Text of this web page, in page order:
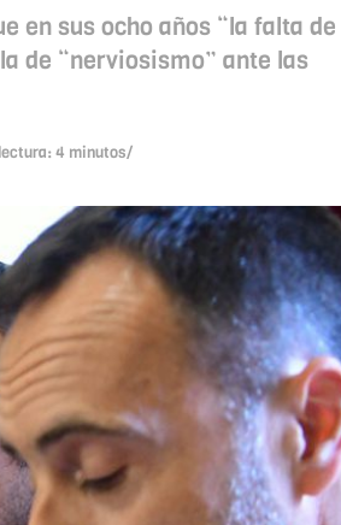
en sus ocho años “la falta de
de “nerviosismo” ante las
4 minutos/